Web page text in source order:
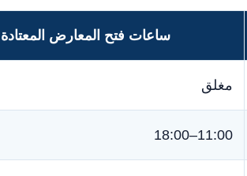
ساعات فتح المعارض المعتادة
مغلق
11:00–18:00